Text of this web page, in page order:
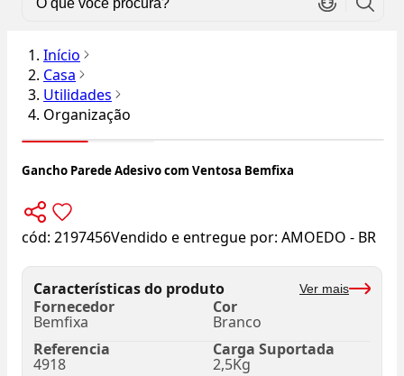
Início
Casa
Utilidades
Organização
Gancho Parede Adesivo com Ventosa Bemfixa
cód: 2197456Vendido e entregue por: AMOEDO - BR
Características do produto Ver mais
Fornecedor
Bemfixa
Cor
Branco
Referencia
4918
Carga Suportada
2,5Kg